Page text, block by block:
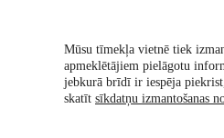
Mūsu tīmekļa vietnē tiek
apmeklētājiem pielāgotu
jebkurā brīdī ir iespēja
skatīt sīkdatņu izmantošanas